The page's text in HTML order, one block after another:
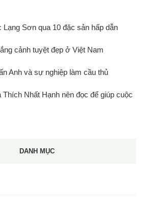
Lạng Sơn qua 10 đặc sản hấp dẫn
cảnh tuyệt đẹp ở Việt Nam
Anh và sự nghiệp làm cầu thủ
Nhất Hạnh nên đọc để giúp cuộc
DANH MỤC